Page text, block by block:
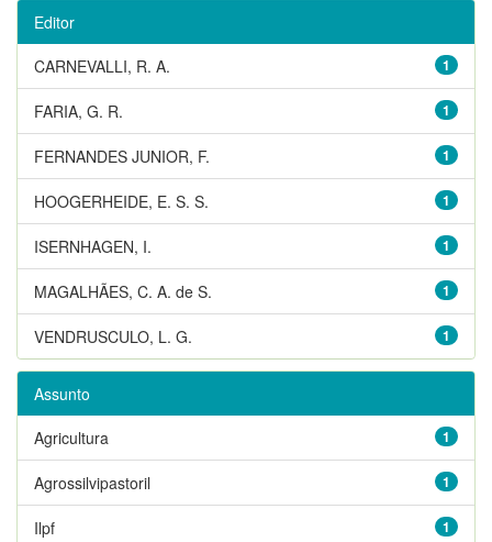
Editor
1
CARNEVALLI, R. A.
1
FARIA, G. R.
1
FERNANDES JUNIOR, F.
1
HOOGERHEIDE, E. S. S.
1
ISERNHAGEN, I.
1
MAGALHÃES, C. A. de S.
1
VENDRUSCULO, L. G.
Assunto
1
Agricultura
1
Agrossilvipastoril
1
Ilpf